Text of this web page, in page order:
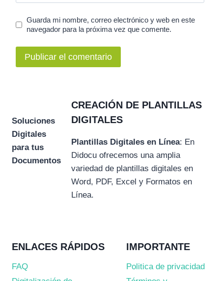
Guarda mi nombre, correo electrónico y web en este
navegador para la próxima vez que comente.
Soluciones
Digitales
para tus
Documentos
CREACIÓN DE PLANTILLAS
DIGITALES
Plantillas Digitales en Línea: En
Didocu ofrecemos una amplia
variedad de plantillas digitales en
Word, PDF, Excel y Formatos en
Línea.
ENLACES RÁPIDOS
FAQ
IMPORTANTE
Politica de privacidad